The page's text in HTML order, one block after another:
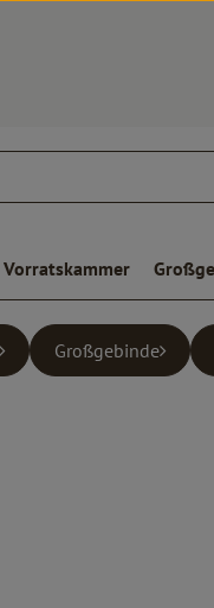
Vorratskammer
Großgebinde